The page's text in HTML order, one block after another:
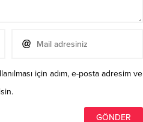
için adım, e-posta adresim ve